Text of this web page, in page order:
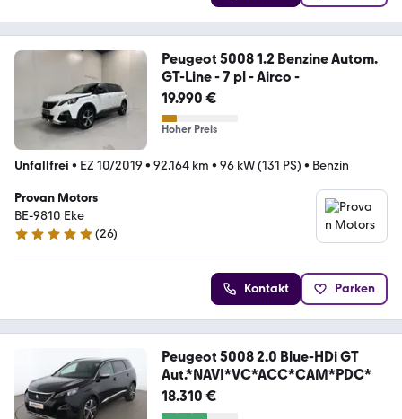
Peugeot 5008 1.2 Benzine Autom.
GT-Line - 7 pl - Airco -
19.990 €
Hoher Preis
Unfallfrei • EZ 10/2019 • 92.164 km • 96 kW (131 PS) • Benzin
Provan Motors
BE-9810 Eke
5 Sterne
(26)
Kontakt Parken
Peugeot 5008 2.0 Blue-HDi GT
Aut.*NAVI*VC*ACC*CAM*PDC*
18.310 €